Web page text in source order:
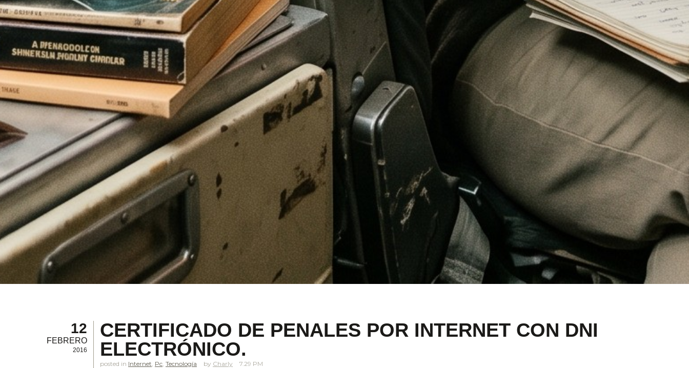
12
FEBRERO
2016
CERTIFICADO DE PENALES POR INTERNET CON DNI
ELECTRÓNICO.
posted in Internet, Pc, Tecnología Charly 7.29 PM